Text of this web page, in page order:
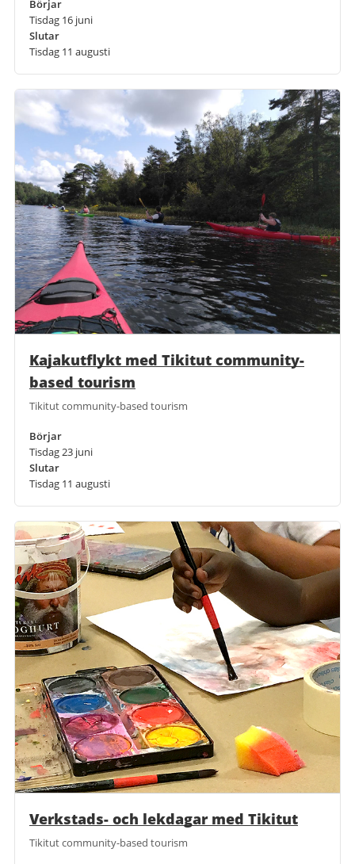
Börjar
Tisdag 16 juni
Slutar
Tisdag 11 augusti
Kajakutflykt med Tikitut community-
based tourism
Tikitut community-based tourism
Börjar
Tisdag 23 juni
Slutar
Tisdag 11 augusti
Verkstads- och lekdagar med Tikitut
Tikitut community-based tourism